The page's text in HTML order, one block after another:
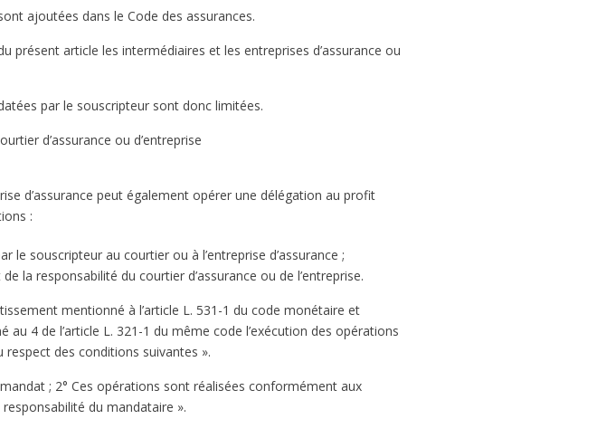
ajoutées dans le Code des assurances.
présent article les intermédiaires et les entreprises d’assurance ou
par le souscripteur sont donc limitées.
d’assurance ou d’entreprise
d’assurance peut également opérer une délégation au profit
:
souscripteur au courtier ou à l’entreprise d’assurance ;
la responsabilité du courtier d’assurance ou de l’entreprise.
mentionné à l’article L. 531-1 du code monétaire et
4 de l’article L. 321-1 du même code l’exécution des opérations
des conditions suivantes ».
; 2° Ces opérations sont réalisées conformément aux
du mandataire ».